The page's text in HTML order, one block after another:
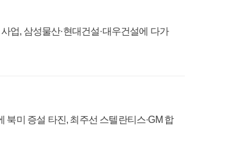
업, 삼성물산·현대건설·대우건설에 다가
북미 증설 타진, 최주선 스텔란티스·GM 합